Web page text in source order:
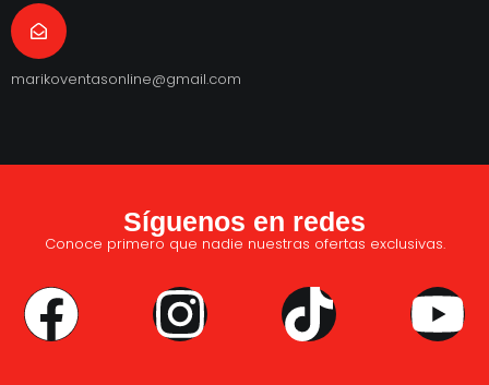
marikoventasonline@gmail.com
Síguenos en redes
Conoce primero que nadie nuestras ofertas exclusivas.